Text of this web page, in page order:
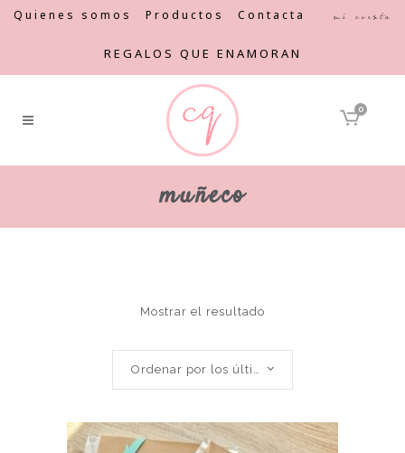
Quienes somos Productos Contacta Mi cuenta
REGALOS QUE ENAMORAN
0
muñeco
Mostrar el resultado
Ordenar por los últimos